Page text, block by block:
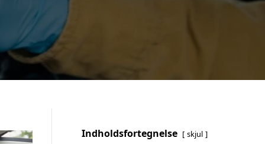
Indholdsfortegnelse skjul